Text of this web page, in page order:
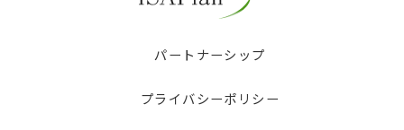
パートナーシップ
プライバシーポリシー